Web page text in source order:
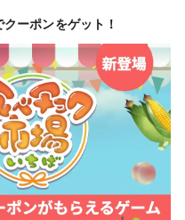
ーポンをゲット！